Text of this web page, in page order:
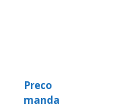
Preco
manda